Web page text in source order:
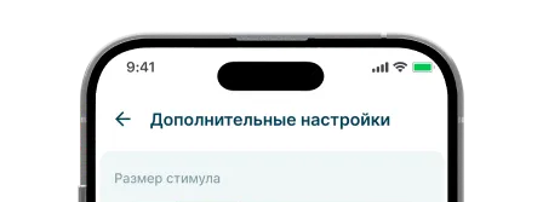
Сроки и бюджет